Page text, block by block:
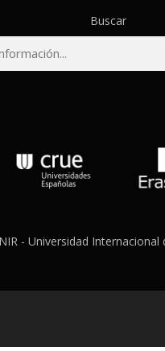
Buscar
- Universidad Internacional